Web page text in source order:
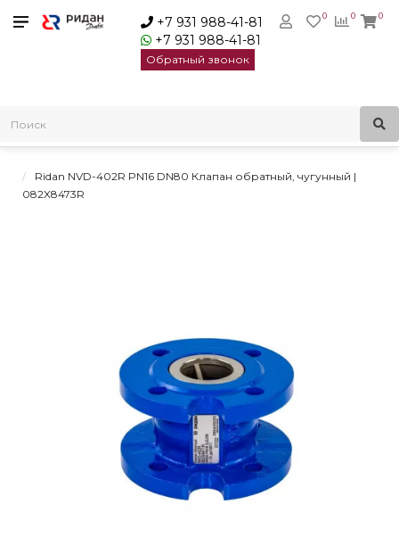
+7 931 988-41-81
+7 931 988-41-81
Обратный звонок
0
0 0
Трубопроводная арматура
Ridan NVD-402R PN16 DN80 Клапан обратный, чугунный |
082X8473R